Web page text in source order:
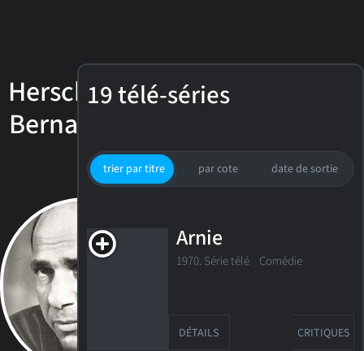
Herschel
Bernardi
19 télé-séries
trier par titre par cote date de sortie
Arnie
1970. Série télé Comédie
DÉTAILS CRITIQUES